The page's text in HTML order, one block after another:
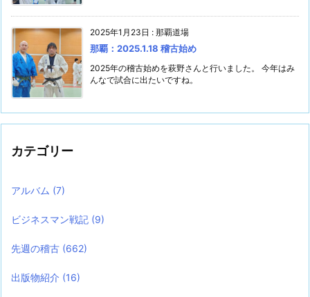
2025年1月23日 : 那覇道場
那覇：2025.1.18 稽古始め
2025年の稽古始めを萩野さんと行いました。 今年はみ
んなで試合に出たいですね。
カテゴリー
アルバム (7)
ビジネスマン戦記 (9)
先週の稽古 (662)
出版物紹介 (16)